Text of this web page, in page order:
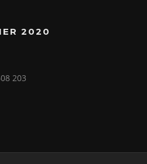
2020
203